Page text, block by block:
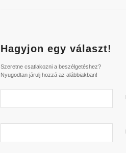
Hagyjon egy választ!
Szeretne csatlakozni a beszélgetéshez?
Nyugodtan járulj hozzá az alábbiakban!